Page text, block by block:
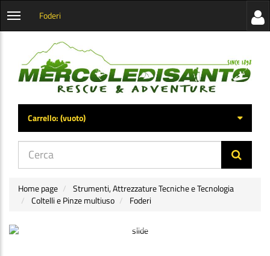
Apri
categorie
Foderi
di
Carrello:(vuoto)
Home page
Strumenti, Attrezzature Tecniche e Tecnologia
Coltelli e Pinze multiuso
Foderi